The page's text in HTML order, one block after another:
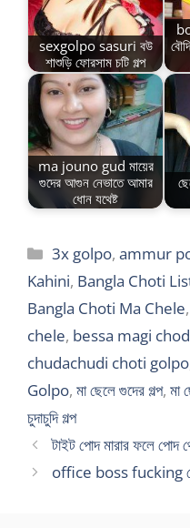
sexgolpo sasuri বউ
শাশুড়ি ফোরসাম চটি গল্প
ma jouno gud মায়ের
গুদের আগুন নেভাতে আমার
ধোন যথেষ্ট
Categories
3x golpo,ammur
Kahini, Bangla Choti
Bangla Choti Ma Chele,
chele, bessa magi
chudachudi choti golpo
Golpo, মা ছেলে গুদের গল্প, মা
চুদাচুদি গল্প
টাইট পোদ মারার ফলে পোদ
office boss fucking